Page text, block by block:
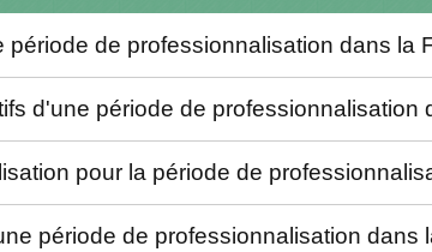
période de professionnalisation dans la
d'une période de professionnalisation
pour la période de
période de professionnalisation dans